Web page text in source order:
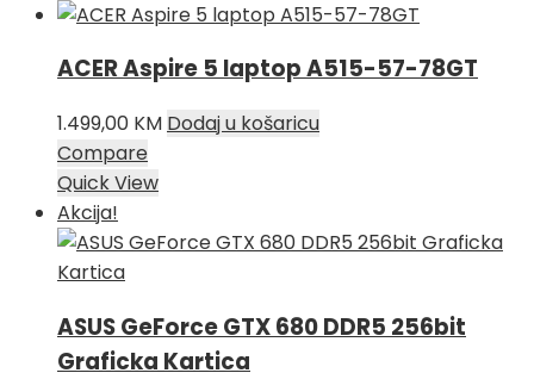
ACER Aspire 5 laptop A515-57-78GT
1.499,00 KM Dodaj u košaricu
Compare
Quick View
Akcija!
ASUS GeForce GTX 680 DDR5 256bit
Graficka Kartica